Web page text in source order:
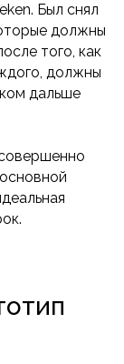
Был снял
должны
того, как
должны
дальше